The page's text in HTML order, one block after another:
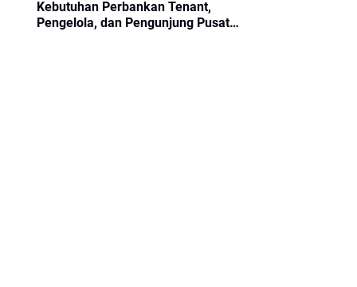
Kebutuhan Perbankan Tenant,
Pengelola, dan Pengunjung Pusat